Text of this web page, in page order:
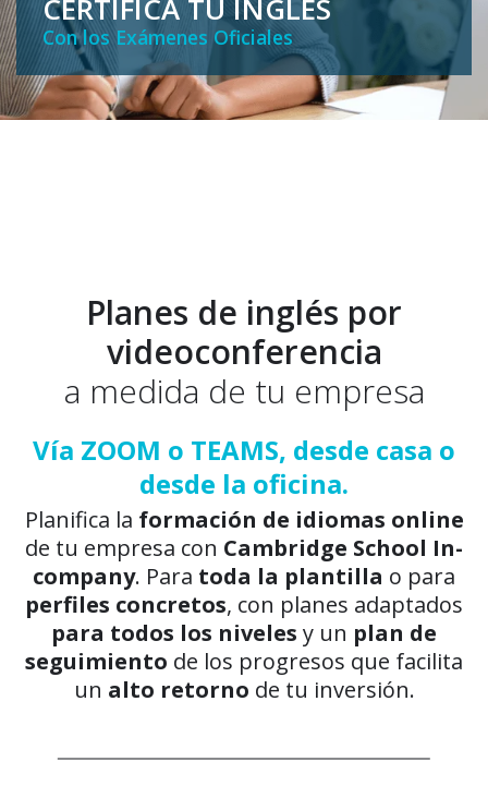
CERTIFICA TU INGLÉS
Con los Exámenes Oficiales
WhatsApp
Planes de inglés por
videoconferencia
a medida de tu empresa
Vía ZOOM o TEAMS, desde casa o
desde la oficina.
Planifica la formación de idiomas online
de tu empresa con Cambridge School In-
company. Para toda la plantilla o para
perfiles concretos, con planes adaptados
para todos los niveles y un plan de
seguimiento de los progresos que facilita
un alto retorno de tu inversión.